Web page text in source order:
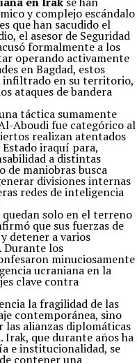
y complejo escándalo
que han sacudido el
el asesor de Seguridad
formalmente a los
operando activamente
en Bagdad, estos
infiltrado en su territorio,
ataques de bandera
táctica sumamente
Aboudi fue categórico al
realizan atentados
iraquí para,
a distintas
de maniobras busca
divisiones internas
redes de inteligencia
quedan solo en el terreno
que sus fuerzas de
detener a varios
Durante los
minuciosamente
ucraniana en la
clave contra
la fragilidad de las
contemporánea, sino
las alianzas diplomáticas
Irak, que durante años ha
e institucionalidad, se
contener una